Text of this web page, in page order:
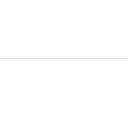
야마모토 신지(Ds) /
/ 모리나가 켄시